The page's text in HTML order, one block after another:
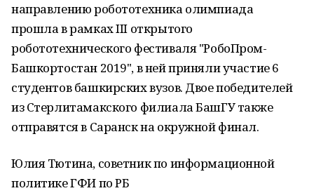
направлению робототехника олимпиада
прошла в рамках III открытого
робототехнического фестиваля "РобоПром-
Башкортостан 2019", в ней приняли участие 6
студентов башкирских вузов. Двое победителей
из Стерлитамакского филиала БашГУ также
отправятся в Саранск на окружной финал.
Юлия Тютина, советник по информационной
политике ГФИ по РБ